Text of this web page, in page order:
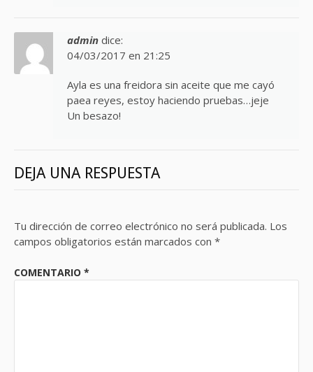
admin dice:
04/03/2017 en 21:25
Ayla es una freidora sin aceite que me cayó
paea reyes, estoy haciendo pruebas…jeje
Un besazo!
DEJA UNA RESPUESTA
Tu dirección de correo electrónico no será publicada. Los
campos obligatorios están marcados con *
COMENTARIO *